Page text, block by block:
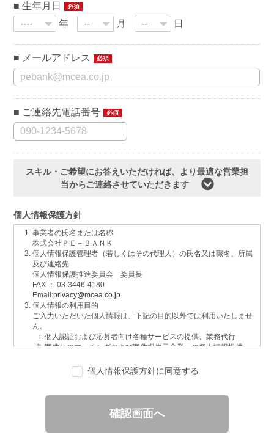
生年月日 必須
年 月 日
メールアドレス 必須
ご連絡先電話番号 必須
スキル・ご希望にお答えいただければ、より最適な営業担
当からご連絡させていただきます
個人情報保護方針
事業者の氏名または名称
株式会社ＰＥ－ＢＡＮＫ
個人情報保護管理者（若しくはその代理人）の氏名又は職名、所属
及び連絡先
個人情報保護推進委員会 委員長
FAX ： 03-3446-4180
Email:privacy@mcea.co.jp
個人情報の利用目的
ご入力いただいた個人情報は、下記の目的以外では利用いたしませ
ん。
個人認証および応募者向け各種サービスの提供、業務代行
案件とのマッチングおよび案件提供元企業への個人情報提供
サービスに関するご意見、お問い合わせへの回答
ご要望の分析、各種統計データの算出と分析
当社運営のウェブサイト訪問前にクリックされている広告の情
報（クリック日や広告掲載サイトなど）を取得のうえ、情報と
照合して広告効果を測定
個人情報の第三者提供について
個人情報保護方針に同意する
確認画面へ